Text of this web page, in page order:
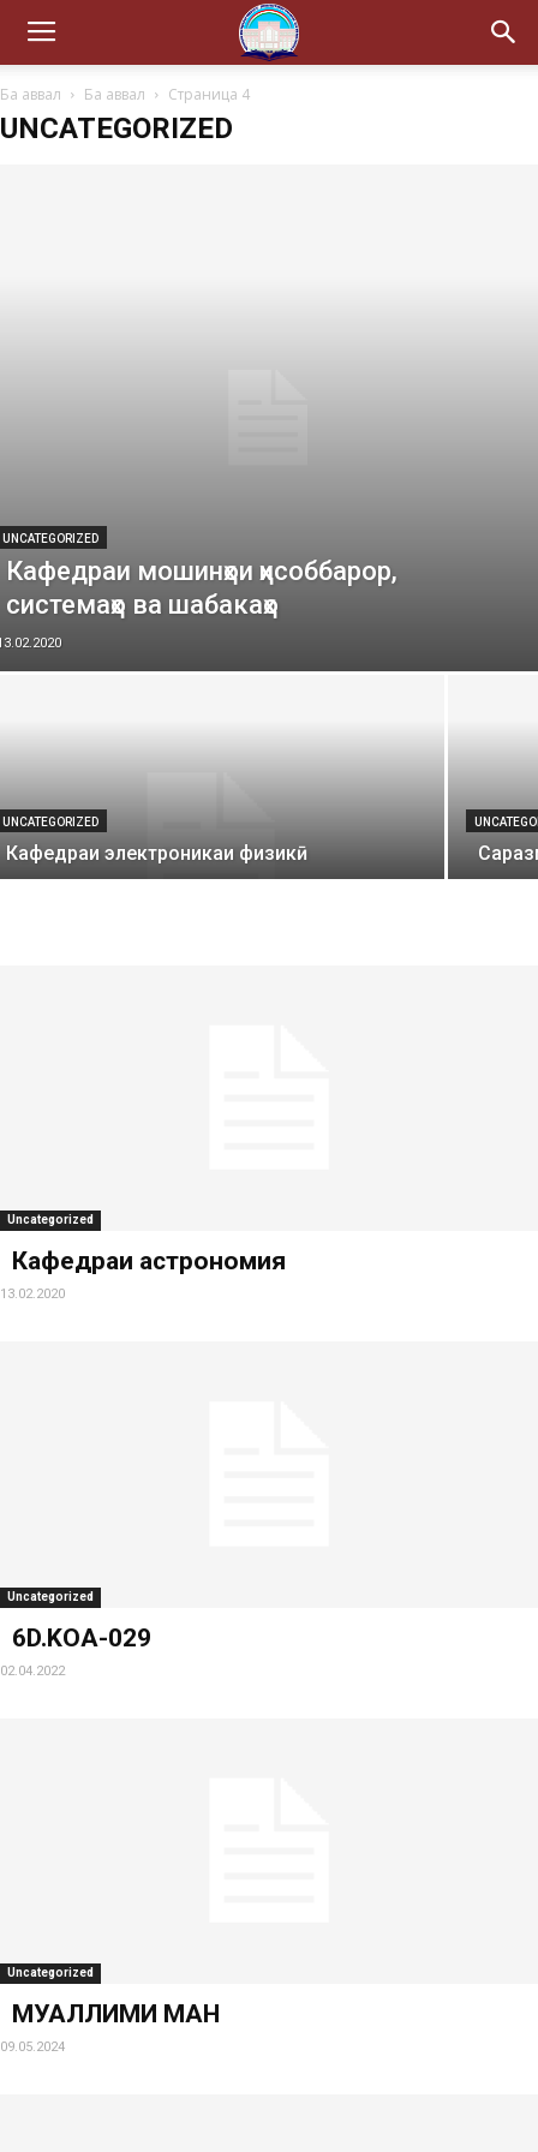
Ба аввал Ба аввал Страница 4
UNCATEGORIZED
UNCATEGORIZED
Кафедраи мошинҳои ҳисоббарор,
системаҳо ва шабакаҳо
UNCATEGORIZED
Кафедраи электроникаи физикӣ
Uncategorized
Кафедраи астрономия
13.02.2020
Uncategorized
6D.KOA-029
02.04.2022
Uncategorized
МУАЛЛИМИ МАН
09.05.2024